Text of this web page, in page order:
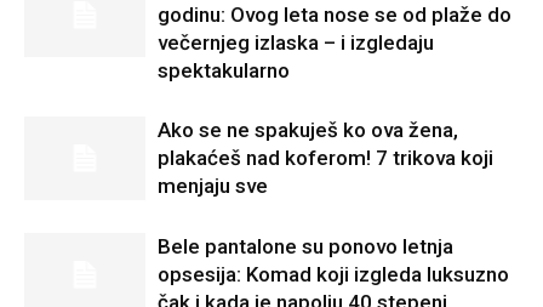
godinu: Ovog leta nose se od plaže do
večernjeg izlaska – i izgledaju
spektakularno
Ako se ne spakuješ ko ova žena,
plakaćeš nad koferom! 7 trikova koji
menjaju sve
Bele pantalone su ponovo letnja
opsesija: Komad koji izgleda luksuzno
čak i kada je napolju 40 stepeni